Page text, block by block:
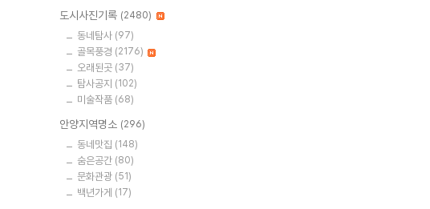
도시사진기록 (2480)
동네탐사 (97)
골목풍경 (2176)
오래된곳 (37)
탐사공지 (102)
미술작품 (68)
안양지역명소 (296)
동네맛집 (148)
숨은공간 (80)
문화관광 (51)
백년가게 (17)